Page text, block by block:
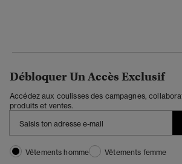
Débloquer Un Accès Exclusif
Accédez aux coulisses des campagnes,
produits et ventes.
Vêtements homme
Vêtements femme